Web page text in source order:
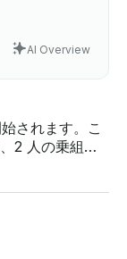
AI Overview
されます。こ
2 人の乗組員
たる快適なク
ンマークル